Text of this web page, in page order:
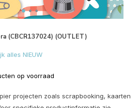
(CBCR137024) (OUTLET)
alles NIEUW
op voorraad
projecten zoals scrapbooking, kaarten